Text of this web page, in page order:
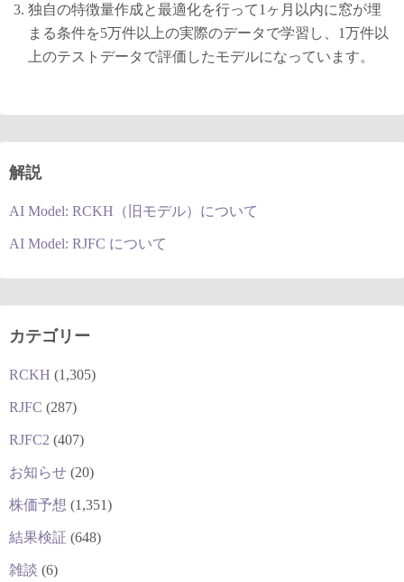
独自の特徴量作成と最適化を行って1ヶ月以内に窓が埋
まる条件を5万件以上の実際のデータで学習し、1万件以
上のテストデータで評価したモデルになっています。
解説
AI Model: RCKH（旧モデル）について
AI Model: RJFC について
カテゴリー
RCKH (1,305)
RJFC (287)
RJFC2 (407)
お知らせ (20)
株価予想 (1,351)
結果検証 (648)
雑談 (6)